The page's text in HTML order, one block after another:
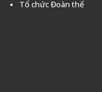
Tổ chức Đoàn thể